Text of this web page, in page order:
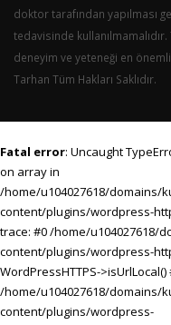
doktor tarafından yapılması
tedavisinde
deneyim ve yeteneği en
Tarhan Tüm Hakları Saklıdır.
Fatal error: Uncaught
on array in
/home/u104027618/domains/
content/plugins/wordpress-
trace: #0 /home/u104027618/
content/plugins/wordpress-
WordPressHTTPS->isUrlLocal()
/home/u104027618/domains/
content/plugins/wordpress-